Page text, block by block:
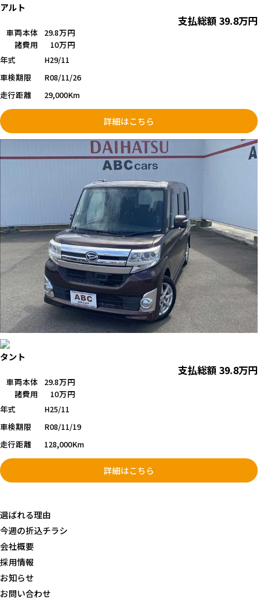
アルト
支払総額39.8万円
車両本体
29.8万円
諸費用
10万円
年式
H29/11
車検期限
R08/11/26
走行距離
29,000Km
詳細はこちら
タント
支払総額39.8万円
車両本体
29.8万円
諸費用
10万円
年式
H25/11
車検期限
R08/11/19
走行距離
128,000Km
詳細はこちら
選ばれる理由
今週の折込チラシ
会社概要
採用情報
お知らせ
お問い合わせ